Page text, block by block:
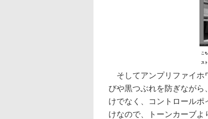
こ
ス
そしてアンプリファイホ
びや黒つぶれを防ぎなが
けでなく、コントロール
けなので、トーンカーブ